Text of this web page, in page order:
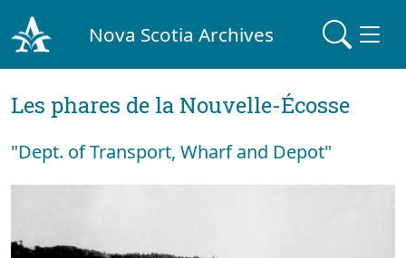
Nova Scotia Archives
Les phares de la Nouvelle-Écosse
"Dept. of Transport, Wharf and Depot"